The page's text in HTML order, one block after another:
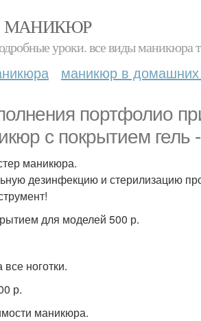
МАНИКЮР
уроки. все виды маникюра
маникюр в домашних
портфолио
с покрытием гель
маникюра.
дезинфекцию и стерилизацию
для моделей 500 р.
ноготки.
р.
маникюра.